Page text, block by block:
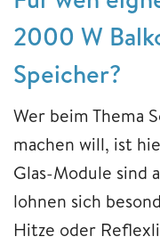
2000 W
Speicher?
Wer beim Thema
machen will, ist
Glas-Module sind
lohnen sich
Hitze oder